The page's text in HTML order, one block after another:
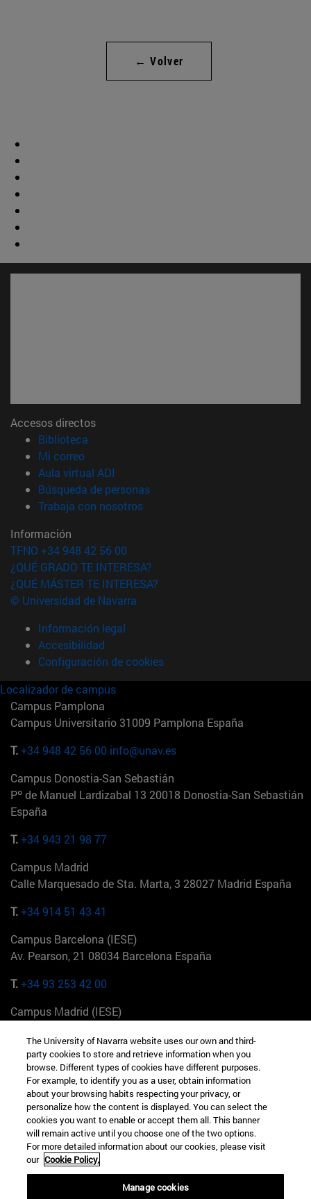
← Volver
Accesos directos
Biblioteca
Mi correo(abre en nueva ventana)
Aula virtual ADI
Búsqueda de personas(abre en nueva ventana)
Trabaja con nosotros(abre en nueva ventana)
Información
TFNO +34 948 42 56 00
¿QUÉ GRADO TE INTERESA?
¿QUÉ MÁSTER TE INTERESA?
© Universidad de Navarra
Información legal
Accesibilidad
Configuración de cookies
Localizador de campus
Campus Pamplona
Campus Universitario 31009 Pamplona España
T.+34 948 42 56 00 info@unav.es
Campus Donostia-San Sebastián
Pº de Manuel Lardizabal 13 20018 Donostia-San Sebastián
España
T.+34 943 21 98 77
Campus Madrid
Calle Marquesado de Sta. Marta, 3 28027 Madrid España
T.+34 914 51 43 41
Campus Barcelona (IESE)
Av. Pearson, 21 08034 Barcelona España
T.+34 93 253 42 00
Campus Madrid (IESE)
+34 912 11 30 00
Campus Nueva York (IESE)
165 W 57th St 10019-2201 Nueva York EE.UU
+1 646 346 8850
Campus Munich (IESE)
Maria-Theresia-Straße 15 81675 Múnich Alemania
The University of Navarra website uses our own and third-
party cookies to store and retrieve information when you
browse. Different types of cookies have different purposes.
For example, to identify you as a user, obtain information
about your browsing habits respecting your privacy, or
personalize how the content is displayed. You can select the
cookies you want to enable or accept them all. This banner
will remain active until you choose one of the two options.
For more detailed information about our cookies, please visit
our Cookie Policy.
Manage cookies